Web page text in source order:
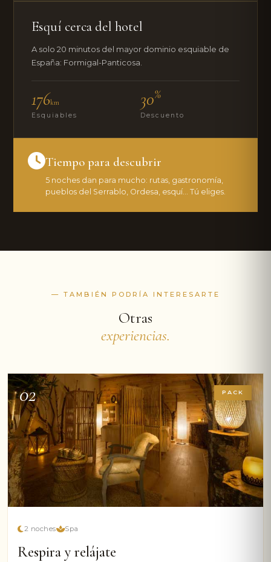
Esquí cerca del hotel
A solo 20 minutos del mayor dominio esquiable de
España: Formigal-Panticosa.
176km
Esquiables
30%
Descuento
Tiempo para descubrir
5 noches dan para mucho: rutas, gastronomía,
pueblos del Serrablo, Ordesa, esquí... Tú eliges.
— TAMBIÉN PODRÍA INTERESARTE
Otras
experiencias.
02 PACK
2 noches Spa
Respira y relájate